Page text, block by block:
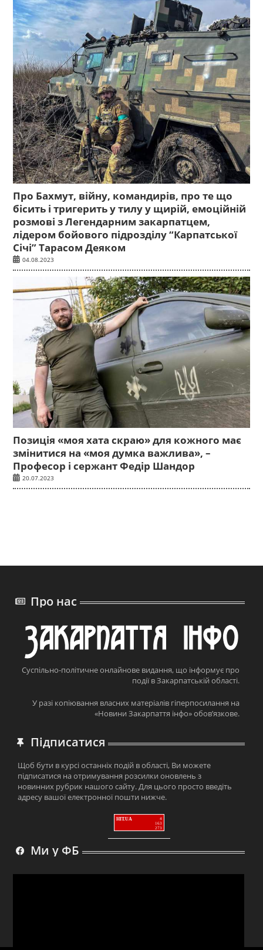
Про Бахмут, війну, командирів, про те що
бісить і тригерить у тилу у щирій, емоційній
розмові з Легендарним закарпатцем,
лідером бойового підрозділу “Карпатської
Січі” Тарасом Деяком
04.08.2023
Позиція «моя хата скраю» для кожного має
змінитися на «моя думка важлива», –
Професор і сержант Федір Шандор
20.07.2023
Про нас
Суспільно-політичне онлайнове видання, що інформує про
події в Закарпатській області.
У разі копіювання власних матеріалів гіперпосилання на
«Новини Закарпаття інфо» обов’язкове.
Підписатися
Щоб бути в курсі останніх подій в області, Ви можете
підписатися на отримування розсилки оновлень з
новинних рубрик нашого сайту. Для цього просто введіть
адресу вашої електронної пошти нижче.
HIT.UA
4
163
273
Ми у ФБ